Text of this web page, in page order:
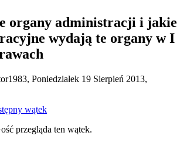
organy administracji i jakie
wydają te organy w I
Poniedziałek 19 Sierpień 2013,
wątek
przegląda ten wątek.